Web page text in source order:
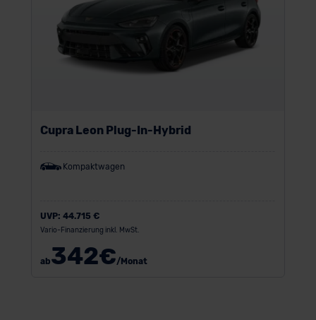
Cupra Leon Plug-In-Hybrid
Kompaktwagen
UVP: 44.715 €
Vario-Finanzierung inkl. MwSt.
ab342€/Monat